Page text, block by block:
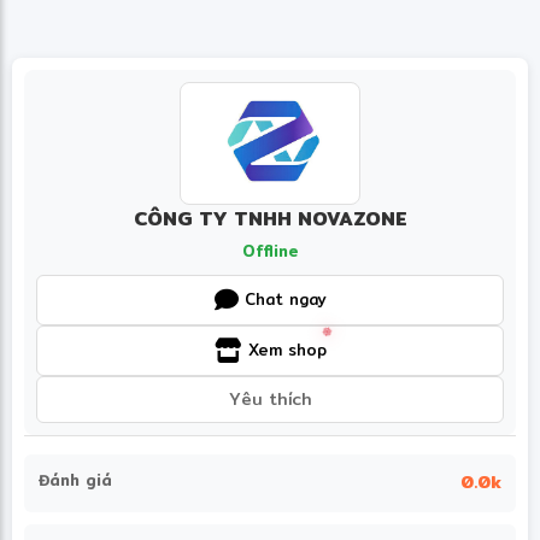
Máy được trang bị sẵn 16GB RAM tốc độ
cao, đáp ứng tốt nhu cầu làm việc đa nhiệm,
mở nhiều tab trình duyệt, sử dụng đồng thời
các phần mềm văn phòng và ứng dụng học
tập mà vẫn duy trì hiệu năng ổn định.
Ổ cứng SSD PCIe NVMe dung lượng 512GB
giúp hệ điều hành khởi động nhanh, mở ứng
dụng gần như tức thì và mang lại không
gian lưu trữ rộng rãi cho tài liệu, hình ảnh,
video cũng như các phần mềm cần thiết.
CÔNG TY TNHH NOVAZONE
Offline
Chat ngay
Xem shop
Yêu thích
Đánh giá 0.0k